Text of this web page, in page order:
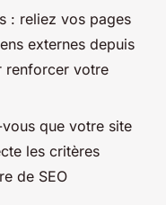
: reliez vos pages
externes depuis
renforcer votre
que votre site
les critères
de SEO